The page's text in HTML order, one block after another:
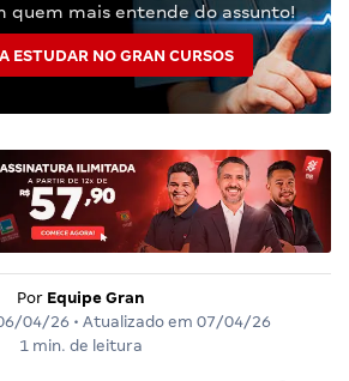
quem mais entende do assunto!
ESTUDAR NO GRAN CURSOS
Por Equipe Gran
04/26 • Atualizado em 07/04/26
1 min. de leitura